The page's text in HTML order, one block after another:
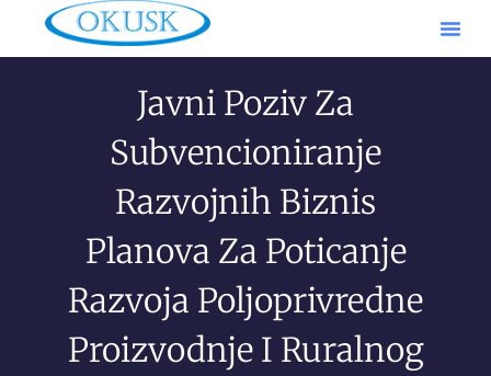
Javni Poziv Za
Subvencioniranje
Razvojnih Biznis
Planova Za Poticanje
Razvoja Poljoprivredne
Proizvodnje I Ruralnog